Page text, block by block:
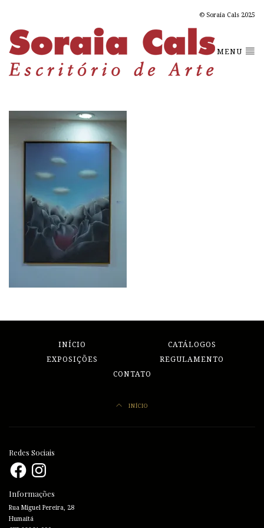
© Soraia Cals 2025
MENU
INÍCIO
CATÁLOGOS
EXPOSIÇÕES
REGULAMENTO
CONTATO
INÍCIO
Redes Sociais
FacebookInstagram
Informações
Rua Miguel Pereira, 28
Humaitá